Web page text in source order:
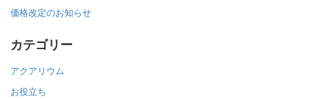
価格改定のお知らせ
カテゴリー
アクアリウム
お役立ち